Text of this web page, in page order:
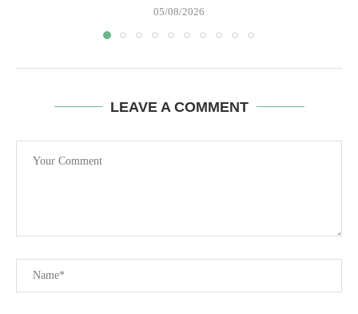
05/08/2026
LEAVE A COMMENT